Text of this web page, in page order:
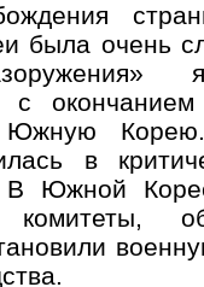
была очень
с
Корею.
в
В Южной
комитеты,